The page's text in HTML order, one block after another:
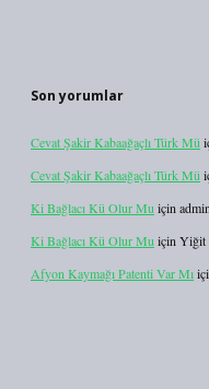
Son yorumlar
Cevat Şakir Kabaağaçlı Türk Mü
Cevat Şakir Kabaağaçlı Türk Mü
Ki Bağlacı Kü Olur Mu için admin
Ki Bağlacı Kü Olur Mu için Yiğit
Afyon Kaymağı Patenti Var Mı